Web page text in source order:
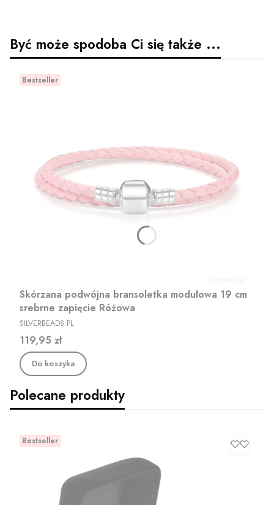
Być może spodoba Ci się także ...
Bestseller
Skórzana podwójna bransoletka modułowa 19 cm
srebrne zapięcie Różowa
PRODUCENT
SILVERBEADS.PL
Cena
119,95 zł
Do koszyka
Polecane produkty
Bestseller